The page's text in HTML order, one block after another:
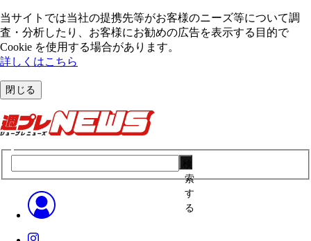
当サイトでは当社の提携先等がお客様のニーズ等について調
査・分析したり、お客様にお勧めの広告を表⽰する⽬的で
Cookie を使⽤する場合があります。
詳しくはこちら
閉じる
索
す
る